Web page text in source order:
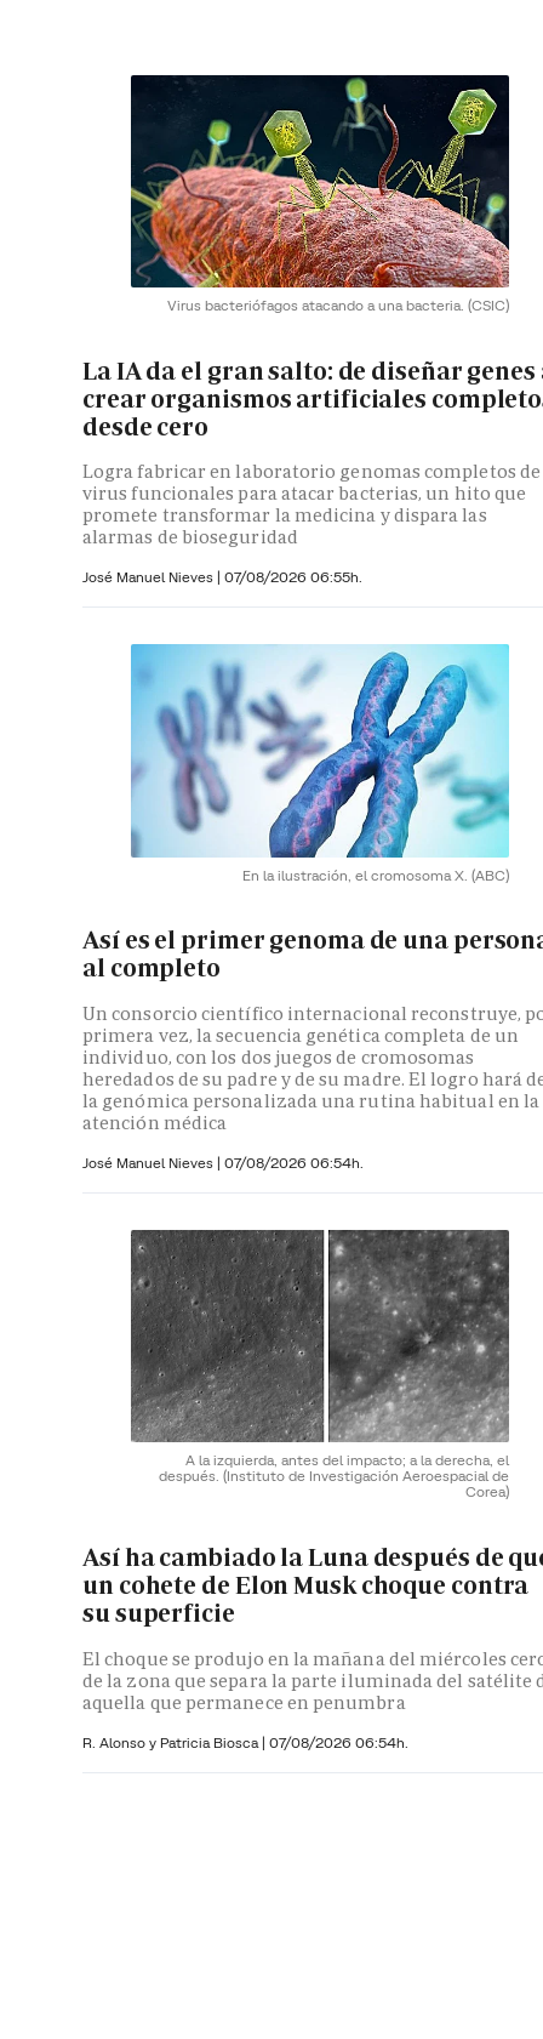
Virus bacteriófagos atacando a una bacteria. (CSIC)
La IA da el gran salto: de diseñar genes
crear organismos artificiales
desde cero
Logra fabricar en laboratorio genomas completos de
virus funcionales para atacar bacterias, un hito que
promete transformar la medicina y dispara las
alarmas de bioseguridad
José Manuel Nieves | 07/08/2026 06:55h.
En la ilustración, el cromosoma X. (ABC)
Así es el primer genoma de una
al completo
Un consorcio científico internacional reconstruye,
primera vez, la secuencia genética completa de un
individuo, con los dos juegos de cromosomas
heredados de su padre y de su madre. El logro hará
la genómica personalizada una rutina habitual en la
atención médica
José Manuel Nieves | 07/08/2026 06:54h.
A la izquierda, antes del impacto; a la derecha, el
después. (Instituto de Investigación Aeroespacial de
Corea)
Así ha cambiado la Luna después de
un cohete de Elon Musk choque contra
su superficie
El choque se produjo en la mañana del miércoles
de la zona que separa la parte iluminada del satélite
aquella que permanece en penumbra
R. Alonso y Patricia Biosca | 07/08/2026 06:54h.